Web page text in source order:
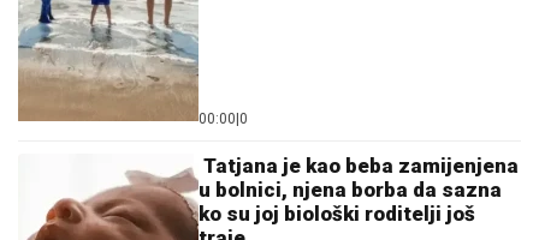
00:00 0
Tatjana je kao beba zamijenjena
u bolnici, njena borba da sazna
ko su joj biološki roditelji još